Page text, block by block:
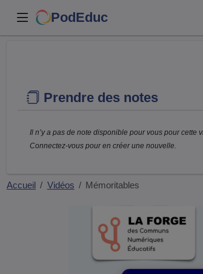
PodEduc
Prendre des notes
Il n’y a pas de note disponible pour vous pour cette
Connectez-vous pour en créer une nouvelle.
Accueil Vidéos Mémoritables